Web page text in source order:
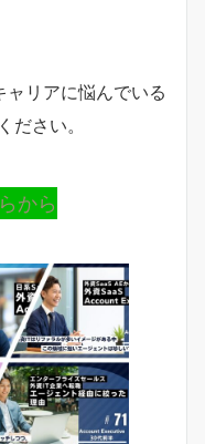
リアに悩んでいる
ださい。
から